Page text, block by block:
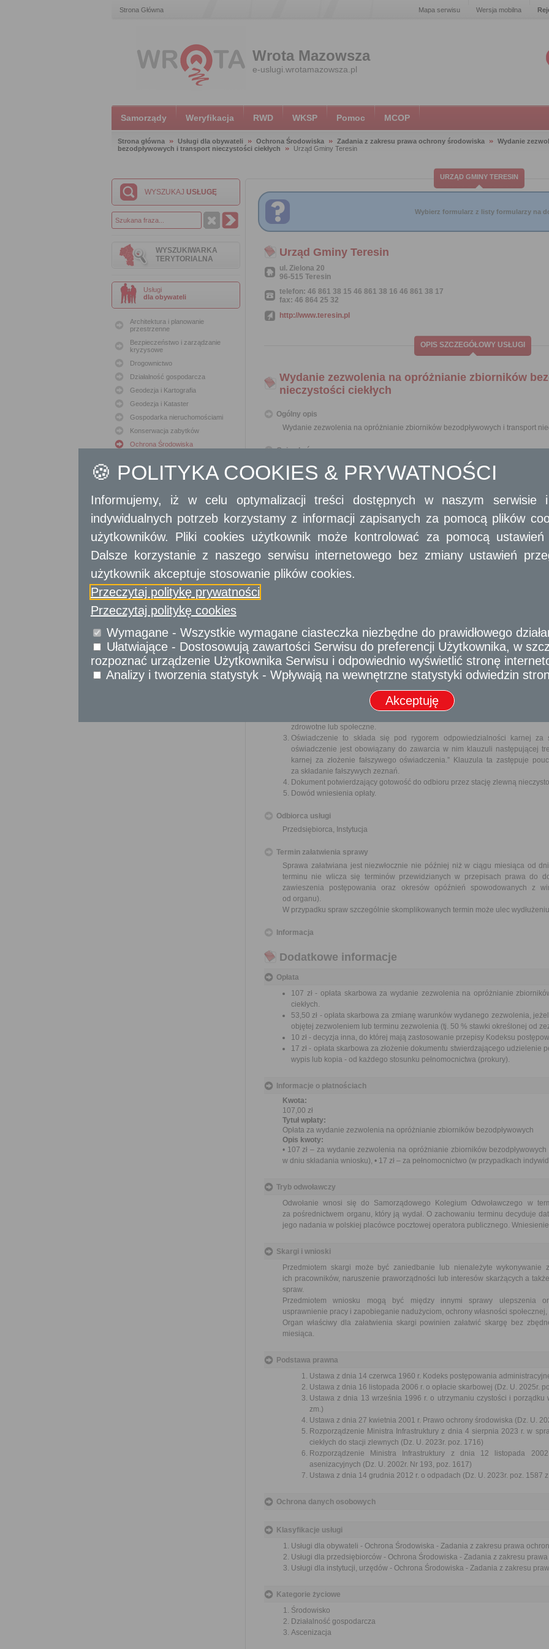
Strona Główna Mapa serwisu Wersja mobilna
Wrota Mazowsza
e-uslugi.wrotamazowsza.pl
Samorządy Weryfikacja RWD WKSP Pomoc MCOP
Strona główna Usługi dla obywateli Ochrona Środowiska Zadania z zakresu prawa ochrony środowiska
Wydanie
bezodpływowych i transport nieczystości ciekłych
Urząd Gminy Teresin
WYSZUKAJ USŁUGĘ
WYSZUKIWARKA
TERYTORIALNA
Usługi
dla obywateli
Architektura i planowanie
przestrzenne
Bezpieczeństwo i zarządzanie
kryzysowe
Drogownictwo
Działalność gospodarcza
Geodezja i Kartografia
Geodezja i Kataster
Gospodarka nieruchomościami
Konserwacja zabytków
Ochrona Środowiska
Podatki i opłaty lokalne
Polityka społeczna
Sport i Rekreacja
Sprawy komunalne
Sprawy komunikacyjne
Udostępnianie informacji publicznej
Urząd Stanu Cywilnego
Usługi
Usługidla instytucji,
urzędów
URZĄD GMINY TERESIN
Wybierz formularz z listy formularzy na
Urząd Gminy Teresin
ul. Zielona 20
96-515 Teresin
telefon: 46 861 38 15 46 861 38 16 46 861 38 17
fax: 46 864 25 32
http://www.teresin.pl
OPIS SZCZEGÓŁOWY USŁUGI
Wydanie zezwolenia na opróżnianie zbiorników
nieczystości ciekłych
Ogólny opis
Wydanie zezwolenia na opróżnianie zbiorników bezodpływowych i transport
Opis skrócony
Na prowadzenie przez przedsiębiorców działalności w zakresie
nieczystości ciekłych wymagane jest uzyskanie zezwolenia.
przedsiębiorca ubiegający się o uzyskanie zezwolenia w zakresie
nieczystości ciekłych, uwzględniając opis wyposażenia technicznego
Zezwolenia udziela, w drodze decyzji, wójt, burmistrz lub prezydent miasta
usług.
Do wydawania zezwoleń nie stosuje się przepisu art. 11 ust. 9 ustawy z
gospodarczej (Dz.U. z 2016 r. poz. 1829, 1948, 1997 i 2255 oraz z 2017 r.
Wymagane dokumenty
określenie przedmiotu i obszaru działalności;
określenie środków technicznych, jakimi dysponuje ubiegający
objętej wnioskiem;
informacje o technologiach stosowanych lub przewidzianych do
działalności objętej wnioskiem;
proponowane zabiegi z zakresu ochrony środowiska i
określenie terminu podjęcia działalności objętej wnioskiem oraz
zdrowotne lub społeczne.
Oświadczenie to składa się pod rygorem odpowiedzialności karnej za
oświadczenie jest obowiązany do zawarcia w nim klauzuli następującej
karnej za złożenie fałszywego oświadczenia.” Klauzula ta zastępuje
za składanie fałszywych zeznań.
Dokument potwierdzający gotowość do odbioru przez stację zlewną
Dowód wniesienia opłaty.
Odbiorca usługi
Przedsiębiorca, Instytucja
Termin załatwienia sprawy
Sprawa załatwiana jest niezwłocznie nie później niż w ciągu miesiąca od
terminu nie wlicza się terminów przewidzianych w przepisach prawa do
zawieszenia postępowania oraz okresów opóźnień spowodowanych z
od organu).
W przypadku spraw szczególnie skomplikowanych termin może ulec
Informacja
Dodatkowe informacje
Opłata
107 zł - opłata skarbowa za wydanie zezwolenia na opróżnianie
ciekłych.
53,50 zł - opłata skarbowa za zmianę warunków wydanego zezwolenia,
objętej zezwoleniem lub terminu zezwolenia (tj. 50 % stawki określonej od
10 zł - decyzja inna, do której mają zastosowanie przepisy Kodeksu
17 zł - opłata skarbowa za złożenie dokumentu stwierdzającego udzielenie
wypis lub kopia - od każdego stosunku pełnomocnictwa (prokury).
Informacje o płatnościach
Kwota:
107,00 zł
Tytuł wpłaty:
Opłata za wydanie zezwolenia na opróżnianie zbiorników bezodpływowych
Opis kwoty:
• 107 zł – za wydanie zezwolenia na opróżnianie zbiorników
w dniu składania wniosku), • 17 zł – za pełnomocnictwo (w przypadkach
Tryb odwoławczy
Odwołanie wnosi się do Samorządowego Kolegium Odwoławczego w
za pośrednictwem organu, który ją wydał. O zachowaniu terminu decyduje
jego nadania w polskiej placówce pocztowej operatora publicznego. Wniesienie
Skargi i wnioski
Przedmiotem skargi może być zaniedbanie lub nienależyte wykonywanie
ich pracowników, naruszenie praworządności lub interesów skarżących a
spraw.
Przedmiotem wniosku mogą być między innymi sprawy ulepszenia
usprawnienie pracy i zapobieganie nadużyciom, ochrony własności
Organ właściwy dla załatwienia skargi powinien załatwić skargę bez
miesiąca.
Podstawa prawna
Ustawa z dnia 14 czerwca 1960 r. Kodeks postępowania
Ustawa z dnia 16 listopada 2006 r. o opłacie skarbowej (Dz. U. 2025r.
Ustawa z dnia 13 września 1996 r. o utrzymaniu czystości i
zm.)
Ustawa z dnia 27 kwietnia 2001 r. Prawo ochrony środowiska (Dz. U.
Rozporządzenie Ministra Infrastruktury z dnia 4 sierpnia 2023 r. w
ciekłych do stacji zlewnych (Dz. U. 2023r. poz. 1716)
Rozporządzenie Ministra Infrastruktury z dnia 12 listopada
asenizacyjnych (Dz. U. 2002r. Nr 193, poz. 1617)
Ustawa z dnia 14 grudnia 2012 r. o odpadach (Dz. U. 2023r. poz. 1587
Ochrona danych osobowych
Klasyfikacje usługi
Usługi dla obywateli - Ochrona Środowiska - Zadania z zakresu prawa
Usługi dla przedsiębiorców - Ochrona Środowiska - Zadania z zakresu
Usługi dla instytucji, urzędów - Ochrona Środowiska - Zadania z zakresu
Kategorie życiowe
Środowisko
Działalność gospodarcza
Ascenizacja
🍪 POLITYKA COOKIES & PRYWATNOŚCI
Informujemy, iż w celu optymalizacji treści dostępnych w naszym serwisie
indywidualnych potrzeb korzystamy z informacji zapisanych za pomocą plików
użytkowników. Pliki cookies użytkownik może kontrolować za pomocą
Dalsze korzystanie z naszego serwisu internetowego bez zmiany ustawień
użytkownik akceptuje stosowanie plików cookies.
Przeczytaj politykę prywatności
Przeczytaj politykę cookies
Wymagane - Wszystkie wymagane ciasteczka niezbędne do prawidłowego
Ułatwiające - Dostosowują zawartości Serwisu do preferencji Użytkownika, w
rozpoznać urządzenie Użytkownika Serwisu i odpowiednio wyświetlić stronę
Analizy i tworzenia statystyk - Wpływają na wewnętrzne statystyki odwiedzin stron
Akceptuję